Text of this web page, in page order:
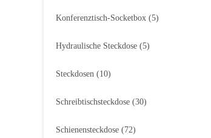
Konferenztisch-Socketbox (5)
Hydraulische Steckdose (5)
Steckdosen (10)
Schreibtischsteckdose (30)
Schienensteckdose (72)